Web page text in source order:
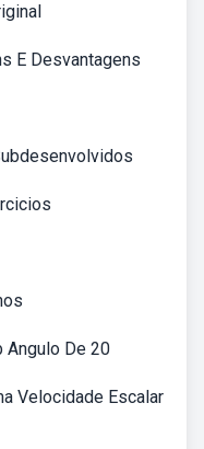
E Desvantagens
Angulo De 20
Velocidade Escalar